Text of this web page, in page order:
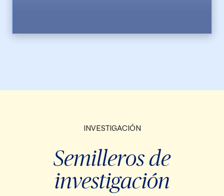
INVESTIGACIÓN
Semilleros de
investigación